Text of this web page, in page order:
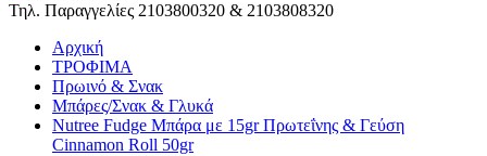
Τηλ. Παραγγελίες 2103800320 & 2103808320
Αρχική
ΤΡΟΦΙΜΑ
Πρωινό & Σνακ
Μπάρες/Σνακ & Γλυκά
Nutree Fudge Μπάρα με 15gr Πρωτεΐνης & Γεύση
Cinnamon Roll 50gr